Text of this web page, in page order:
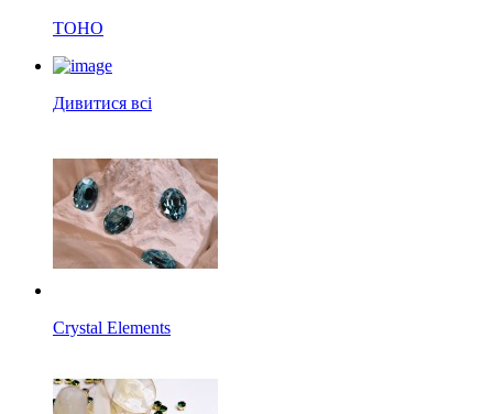
TOHO
Дивитися всі
Crystal Elements